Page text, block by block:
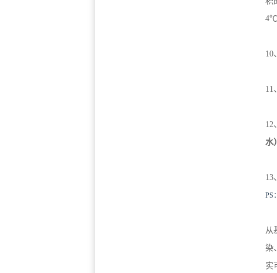
4℃
10
11
12
水）
13
PS
从
染
实